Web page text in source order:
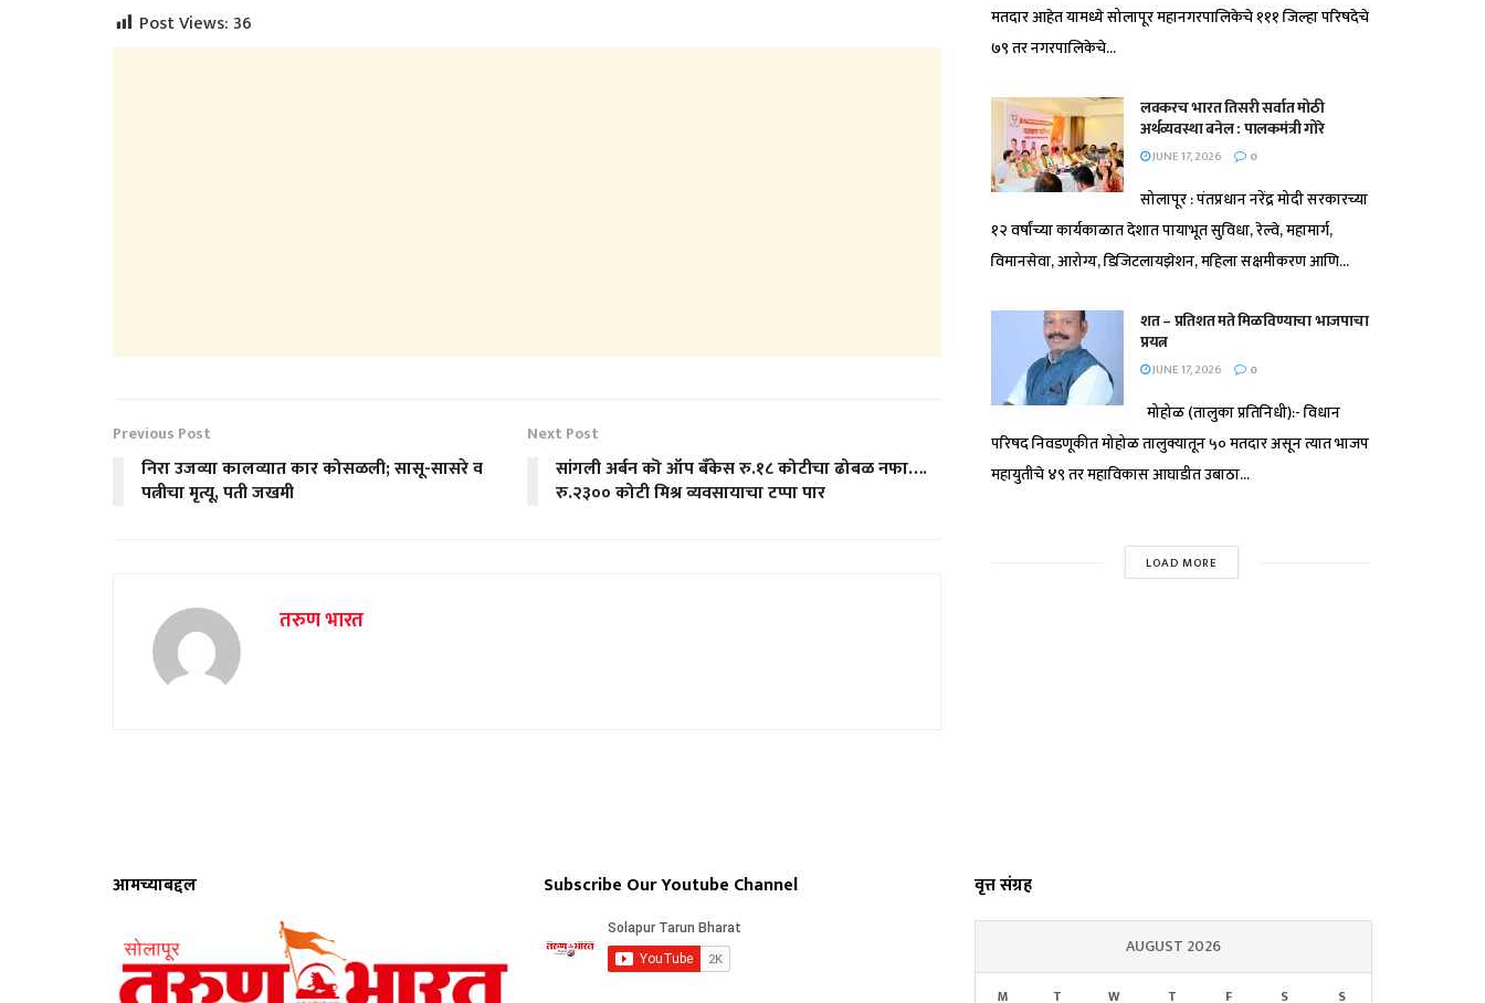
Post Views:36
Previous Post
निरा उजव्या कालव्यात कार कोसळली; सासू-सासरे व
पत्नीचा मृत्यू, पती जखमी
Next Post
सांगली अर्बन कॊ ऑप बँकेस रु.१८ कोटीचा ढोबळ नफा….
रु.२३०० कोटी मिश्र व्यवसायाचा टप्पा पार
तरुण भारत
मतदार आहेत यामध्ये सोलापूर महानगरपालिकेचे १११ जिल्हा परिषदेचे
७९ तर नगरपालिकेचे...
लवकरच भारत तिसरी सर्वात मोठी
अर्थव्यवस्था बनेल : पालकमंत्री गोरे
JUNE 17, 2026 0
सोलापूर : पंतप्रधान नरेंद्र मोदी सरकारच्या
१२ वर्षांच्या कार्यकाळात देशात पायाभूत सुविधा, रेल्वे, महामार्ग,
विमानसेवा, आरोग्य, डिजिटलायझेशन, महिला सक्षमीकरण आणि...
शत – प्रतिशत मते मिळविण्याचा भाजपाचा
प्रयत्न
JUNE 17, 2026 0
मोहोळ (तालुका प्रतिनिधी):- विधान
परिषद निवडणूकीत मोहोळ तालुक्यातून ५० मतदार असून त्यात भाजप
महायुतीचे ४९ तर महाविकास आघाडीत उबाठा...
LOAD MORE
आमच्याबद्दल Subscribe Our Youtube Channel वृत्त संग्रह
AUGUST 2026
M T W T F S S